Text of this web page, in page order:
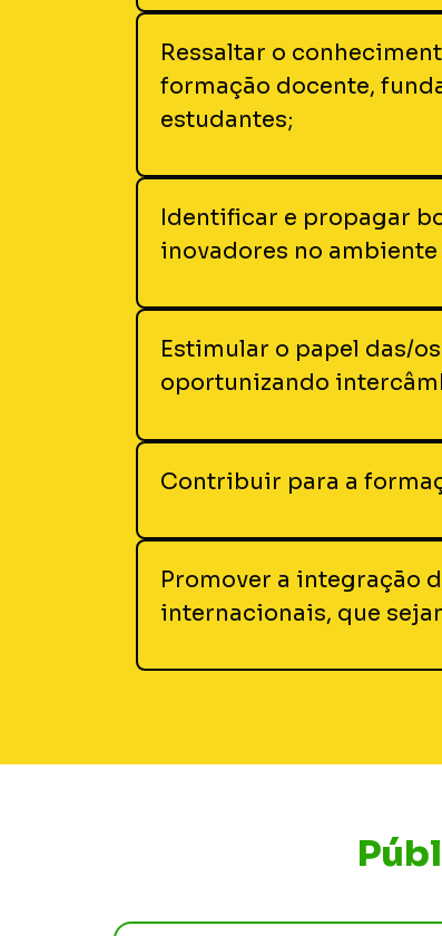
Ressaltar o
formação docente,
estudantes;
Identificar e propagar
inovadores no
Estimular o papel das/
oportunizando
Contribuir para a
Promover a integração
internacionais, que